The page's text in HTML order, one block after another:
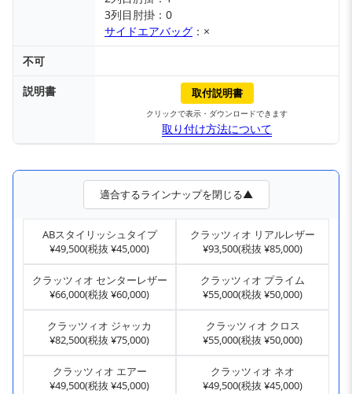
3列目肘掛：0
サイドエアバッグ ：×
不可
説明書
取付説明書
クリックで表示・ダウンロードできます
取り付け方法について
適合するラインナップを閉じる▲
ABスタイリッシュタイプ
¥49,500(税抜 ¥45,000)
クラッツィオ リアルレザー
¥93,500(税抜 ¥85,000)
クラッツィオ センターレザー
¥66,000(税抜 ¥60,000)
クラッツィオ プライム
¥55,000(税抜 ¥50,000)
クラッツィオ ジャッカ
¥82,500(税抜 ¥75,000)
クラッツィオ クロス
¥55,000(税抜 ¥50,000)
クラッツィオ エアー
¥49,500(税抜 ¥45,000)
クラッツィオ ネオ
¥49,500(税抜 ¥45,000)